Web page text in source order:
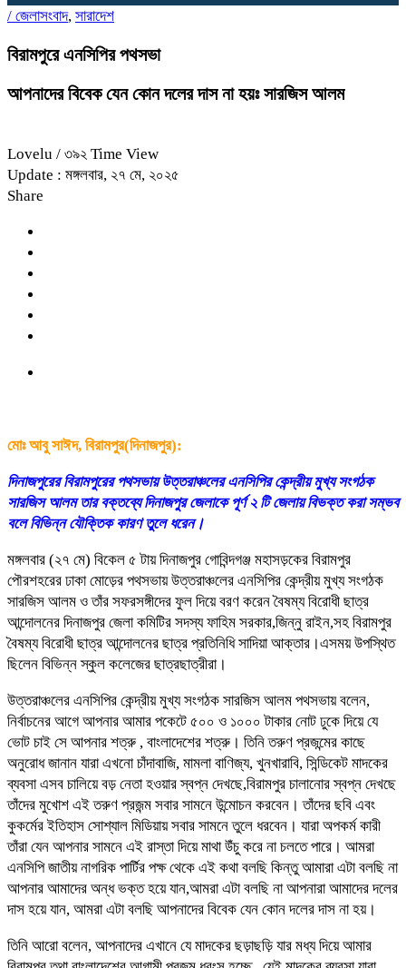
/ জেলাসংবাদ, সারাদেশ
বিরামপুরে এনসিপির পথসভা
আপনাদের বিবেক যেন কোন দলের দাস না হয়ঃ সারজিস আলম
Lovelu / ৩৯২ Time View
Update : মঙ্গলবার, ২৭ মে, ২০২৫
Share
মোঃ আবু সাঈদ, বিরামপুর(দিনাজপুর):
দিনাজপুরের বিরামপুরের পথসভায় উত্তরাঞ্চলের এনসিপির কেন্দ্রীয় মুখ্য সংগঠক
সারজিস আলম তার বক্তব্যে দিনাজপুর জেলাকে পূর্ণ ২ টি জেলায় বিভক্ত করা সম্ভব
বলে বিভিন্ন যৌক্তিক কারণ তুলে ধরেন।
মঙ্গলবার (২৭ মে) বিকেল ৫ টায় দিনাজপুর গোবিন্দগঞ্জ মহাসড়কের বিরামপুর
পৌরশহরের ঢাকা মোড়ের পথসভায় উত্তরাঞ্চলের এনসিপির কেন্দ্রীয় মুখ্য সংগঠক
সারজিস আলম ও তাঁর সফরসঙ্গীদের ফুল দিয়ে বরণ করেন বৈষম্য বিরোধী ছাত্র
আন্দোলনের দিনাজপুর জেলা কমিটির সদস্য ফাহিম সরকার,জিন্নু রাইন,সহ বিরামপুর
বৈষম্য বিরোধী ছাত্র আন্দোলনের ছাত্র প্রতিনিধি সাদিয়া আক্তার।এসময় উপস্থিত
ছিলেন বিভিন্ন স্কুল কলেজের ছাত্রছাত্রীরা।
উত্তরাঞ্চলের এনসিপির কেন্দ্রীয় মুখ্য সংগঠক সারজিস আলম পথসভায় বলেন,
নির্বাচনের আগে আপনার আমার পকেটে ৫০০ ও ১০০০ টাকার নোট ঢুকে দিয়ে যে
ভোট চাই সে আপনার শত্রু , বাংলাদেশের শত্রু। তিনি তরুণ প্রজন্মের কাছে
অনুরোধ জানান যারা এখনো চাঁদাবাজি, মামলা বাণিজ্য, খুনখারাবি, সিন্ডিকেট মাদকের
ব্যবসা এসব চালিয়ে বড় নেতা হওয়ার স্বপ্ন দেখছে,বিরামপুর চালানোর স্বপ্ন দেখছে
তাঁদের মুখোশ এই তরুণ প্রজন্ম সবার সামনে উন্মোচন করবেন। তাঁদের ছবি এবং
কুকর্মের ইতিহাস সোশ্যাল মিডিয়ায় সবার সামনে তুলে ধরবেন। যারা অপকর্ম কারী
তাঁরা যেন আপনার সামনে এই রাস্তা দিয়ে মাথা উঁচু করে না চলতে পারে। আমরা
এনসিপি জাতীয় নাগরিক পার্টির পক্ষ থেকে এই কথা বলছি কিন্তু আমারা এটা বলছি না
আপনার আমাদের অন্ধ ভক্ত হয়ে যান,আমরা এটা বলছি না আপনারা আমাদের দলের
দাস হয়ে যান, আমরা এটা বলছি আপনাদের বিবেক যেন কোন দলের দাস না হয়।
তিনি আরো বলেন, আপনাদের এখানে যে মাদকের ছড়াছড়ি যার মধ্য দিয়ে আমার